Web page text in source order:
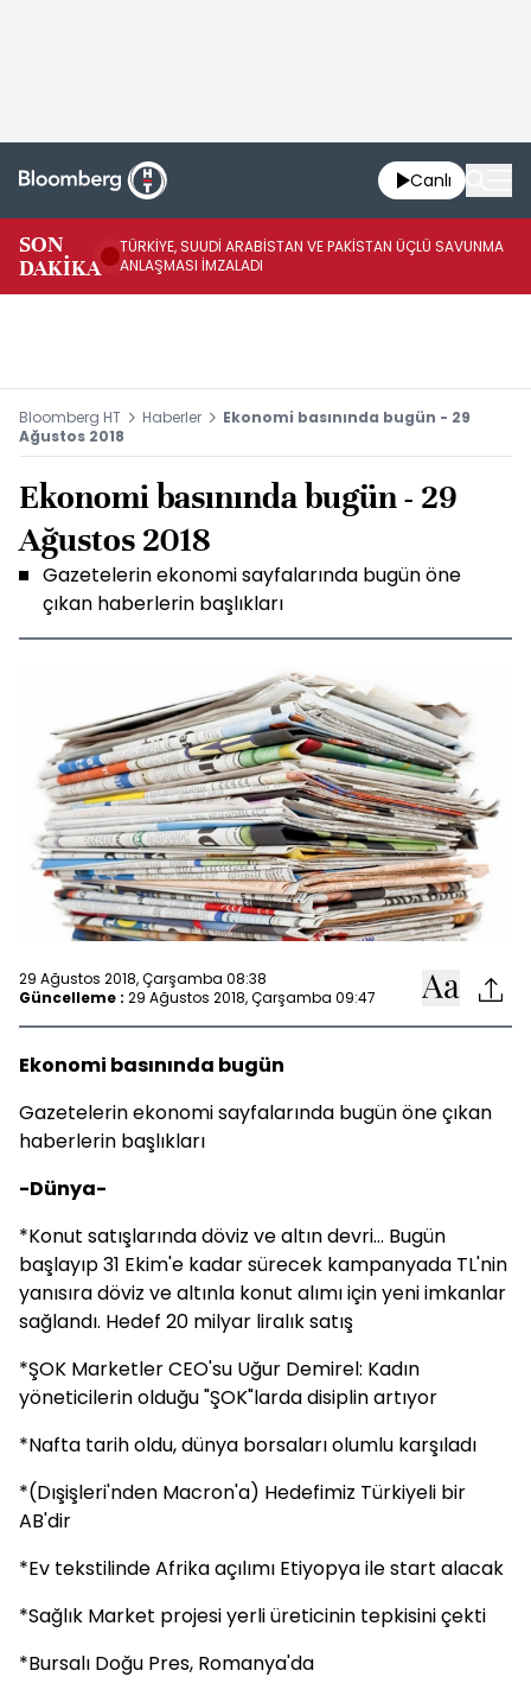
Canlı
SON
DAKİKA
TÜRKİYE, SUUDİ ARABİSTAN VE PAKİSTAN ÜÇLÜ SAVUNMA
ANLAŞMASI İMZALADI
Bloomberg HT Haberler
Ekonomi basınında bugün - 29
Ağustos 2018
Ekonomi basınında bugün - 29
Ağustos 2018
Gazetelerin ekonomi sayfalarında bugün öne
çıkan haberlerin başlıkları
29 Ağustos 2018, Çarşamba 08:38
Güncelleme : 29 Ağustos 2018, Çarşamba 09:47
Ekonomi basınında bugün
Gazetelerin ekonomi sayfalarında bugün öne çıkan
haberlerin başlıkları
-Dünya-
*Konut satışlarında döviz ve altın devri... Bugün
başlayıp 31 Ekim'e kadar sürecek kampanyada TL'nin
yanısıra döviz ve altınla konut alımı için yeni imkanlar
sağlandı. Hedef 20 milyar liralık satış
*ŞOK Marketler CEO'su Uğur Demirel: Kadın
yöneticilerin olduğu "ŞOK"larda disiplin artıyor
*Nafta tarih oldu, dünya borsaları olumlu karşıladı
*(Dışişleri'nden Macron'a) Hedefimiz Türkiyeli bir
AB'dir
*Ev tekstilinde Afrika açılımı Etiyopya ile start alacak
*Sağlık Market projesi yerli üreticinin tepkisini çekti
*Bursalı Doğu Pres, Romanya'da